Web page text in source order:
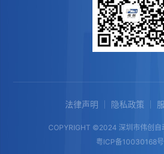
COPYRIGHT ©2024 深圳市伟创自
粤ICP备10030168
法律声明 隐私政策